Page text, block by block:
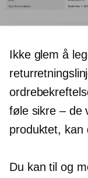
Ikke glem å
føle sikre – de
produktet, kan
Du kan til og